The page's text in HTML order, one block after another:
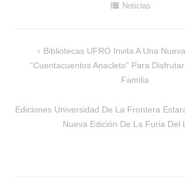
Noticias
Navegación
Bibliotecas UFRO Invita A Una
“Cuentacuentos Anacleto” Para
Familia
Ediciones Universidad De La Frontera
Nueva Edición De La Furia Del